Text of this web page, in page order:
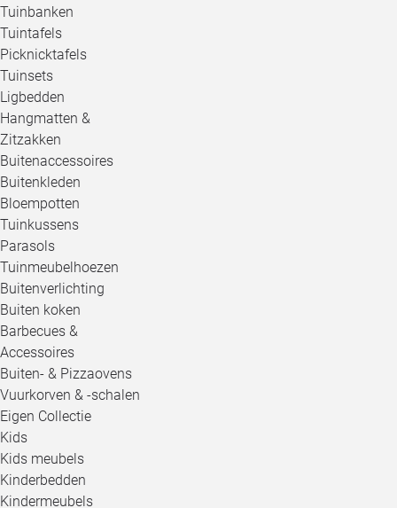
Tuinbanken
Tuintafels
Picknicktafels
Tuinsets
Ligbedden
Hangmatten &
Zitzakken
Buitenaccessoires
Buitenkleden
Bloempotten
Tuinkussens
Parasols
Tuinmeubelhoezen
Buitenverlichting
Buiten koken
Barbecues &
Accessoires
Buiten- & Pizzaovens
Vuurkorven & -schalen
Eigen Collectie
Kids
Kids meubels
Kinderbedden
Kindermeubels